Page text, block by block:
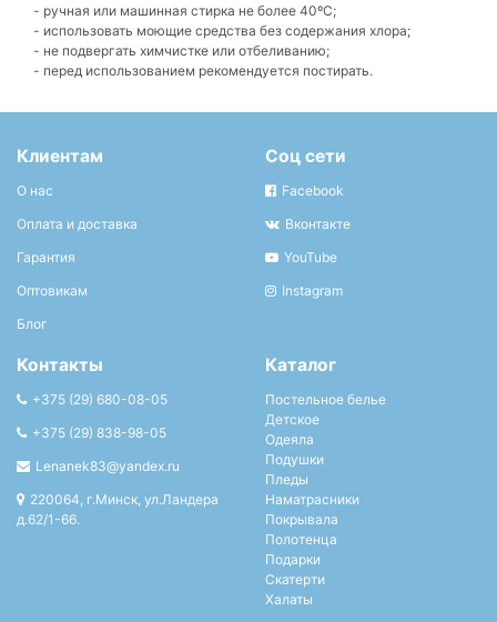
- ручная или машинная стирка не более 40ºС;
- использовать моющие средства без содержания хлора;
- не подвергать химчистке или отбеливанию;
- перед использованием рекомендуется постирать.
Клиентам
О нас
Оплата и доставка
Гарантия
Оптовикам
Блог
Соц сети
Facebook
Вконтакте
YouTube
Instagram
Контакты
+375 (29) 680-08-05
+375 (29) 838-98-05
Lenanek83@yandex.ru
220064, г.Минск, ул.Ландера
д.62/1-66.
Каталог
Постельное белье
Детское
Одеяла
Подушки
Пледы
Наматрасники
Покрывала
Полотенца
Подарки
Скатерти
Халаты